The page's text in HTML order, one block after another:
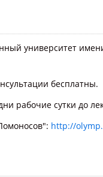
университет
бесплатны.
рабочие сутки до
http://